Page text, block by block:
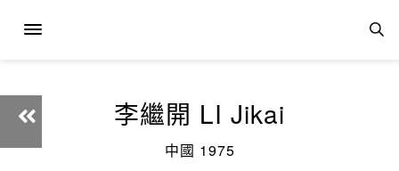
李繼開 LI Jikai
中國 1975